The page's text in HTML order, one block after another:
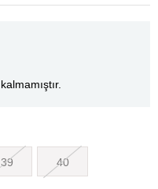
39 40